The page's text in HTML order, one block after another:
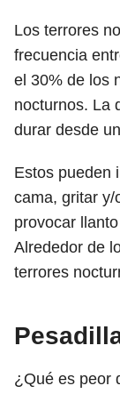
Los terrores
frecuencia
el 30% de los
nocturnos. La
durar desde
Estos pueden
cama, gritar y/
provocar
Alrededor de
terrores
¿Qué es peor